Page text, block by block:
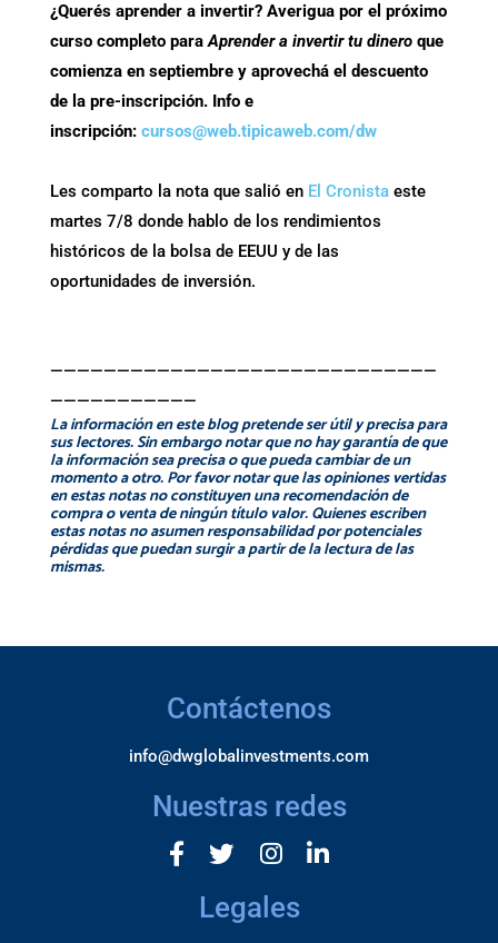
¿Querés aprender a invertir? Averigua por el próximo
curso completo paraAprender a invertir tu dineroque
comienza en septiembre y aprovechá el descuento
de la pre-inscripción. Info e
inscripción: cursos@web.tipicaweb.com/dw
Les comparto la nota que salió en El Cronistaeste
martes 7/8 donde hablo de los rendimientos
históricos de la bolsa de EEUU y de las
oportunidades de inversión.
—————————————————————————————
———————————
La información en este blog pretende ser útil y precisa para
sus lectores. Sin embargo notar que no hay garantía de que
la información sea precisa o que pueda cambiar de un
momento a otro. Por favor notar que las opiniones vertidas
en estas notas no constituyen una recomendación de
compra o venta de ningún título valor. Quienes escriben
estas notas no asumen responsabilidad por potenciales
pérdidas que puedan surgir a partir de la lectura de las
mismas.
Contáctenos
info@dwglobalinvestments.com
Nuestras redes
Legales